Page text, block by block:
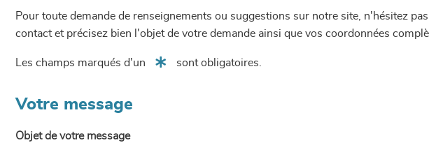
Pour toute demande de renseignements ou suggestions sur notre site, n'hésitez
contact et précisez bien l'objet de votre demande ainsi que vos coordonnées
Les champs marqués d'un sont obligatoires.
Votre message
Objet de votre message